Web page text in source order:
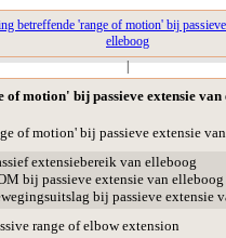
betreffende 'range of motion' bij
elleboog
|
motion' bij passieve extensie van
of motion' bij passieve extensie
extensiebereik van elleboog
bij passieve extensie van elleboog
bij passieve extensie
range of elbow extension